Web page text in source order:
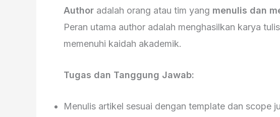
Author adalah orang atau tim yang menulis dan
Peran utama author adalah menghasilkan karya
memenuhi kaidah akademik.
Tugas dan Tanggung Jawab:
Menulis artikel sesuai dengan template dan scope